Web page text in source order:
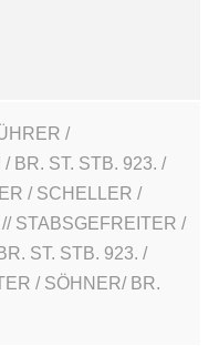
/
BR. ST. STB. 923. /
/ SCHELLER /
STABSGEFREITER /
ST. STB. 923. /
/ SÖHNER/ BR.